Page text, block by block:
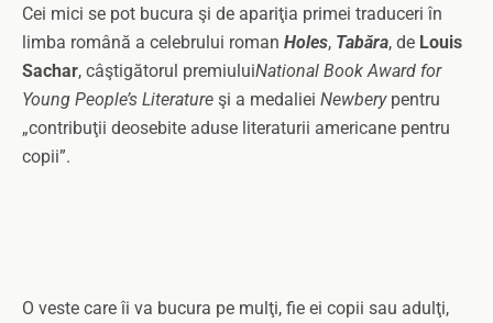
Cei mici se pot bucura şi de apariţia primei traduceri în
limba română a celebrului roman Holes, Tabăra, de Louis
Sachar, câştigătorul premiuluiNational Book Award for
Young People’s Literature şi a medaliei Newberypentru
„contribuţii deosebite aduse literaturii americane pentru
copii”.
O veste care îi va bucura pe mulţi, fie ei copii sau adulţi,